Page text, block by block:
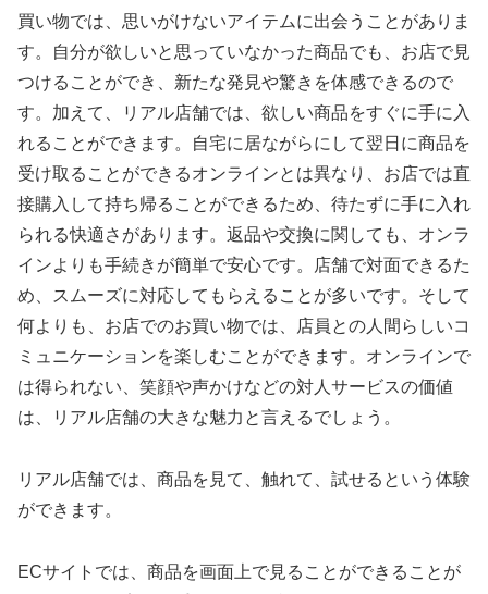
買い物では、思いがけないアイテムに出会うことがありま
す。自分が欲しいと思っていなかった商品でも、お店で見
つけることができ、新たな発見や驚きを体感できるので
す。加えて、リアル店舗では、欲しい商品をすぐに手に入
れることができます。自宅に居ながらにして翌日に商品を
受け取ることができるオンラインとは異なり、お店では直
接購入して持ち帰ることができるため、待たずに手に入れ
られる快適さがあります。返品や交換に関しても、オンラ
インよりも手続きが簡単で安心です。店舗で対面できるた
め、スムーズに対応してもらえることが多いです。そして
何よりも、お店でのお買い物では、店員との人間らしいコ
ミュニケーションを楽しむことができます。オンラインで
は得られない、笑顔や声かけなどの対人サービスの価値
は、リアル店舗の大きな魅力と言えるでしょう。
リアル店舗では、商品を見て、触れて、試せるという体験
ができます。
ECサイトでは、商品を画面上で見ることができることが